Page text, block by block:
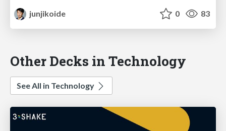
junjikoide
0 83
Other Decks in Technology
See All in Technology